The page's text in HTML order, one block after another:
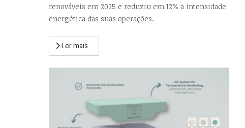
renováveis em 2025 e reduziu em 12% a intensidade
energética das suas operações.
Ler mais...